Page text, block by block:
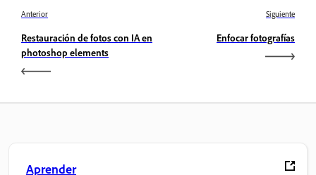
Anterior
Restauración de fotos con IA en
photoshop elements
Siguiente
Enfocar fotografías
Aprender